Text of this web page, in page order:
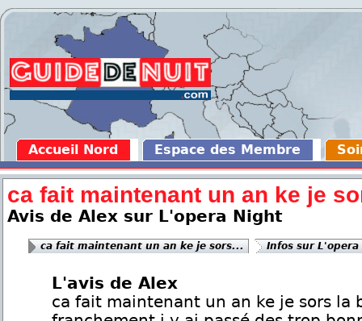
Accueil Nord Espace des Membre
ca fait maintenant un an ke je
Avis de Alex sur L'opera Night
ca fait maintenant un an ke je sors... Infos sur
L'avis de Alex
ca fait maintenant un an ke je sors la